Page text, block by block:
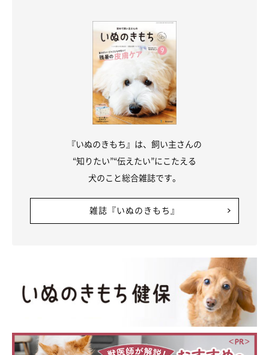
を流すとスムーズです。ここでは表面の汚れをざっと落とすのが
『いぬのきもち』は、飼い主さんの
“知りたい”“伝えたい”にこたえる
犬のこと総合雑誌です。
雑誌『いぬのきもち』